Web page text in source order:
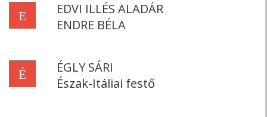
E
EDVI ILLÉS ALADÁR
ENDRE BÉLA
É
ÉGLY SÁRI
Észak-Itáliai festő